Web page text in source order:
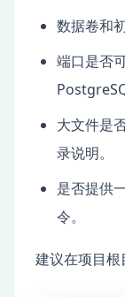
数据卷和
端口是否
大文件是
录说明。
是否提供
令。
建议在项目根